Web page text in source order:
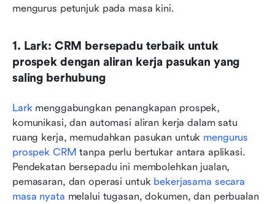
mengurus petunjuk pada masa kini.
1. Lark: CRM bersepadu terbaik untuk
prospek dengan aliran kerja pasukan yang
saling berhubung
Lark menggabungkan penangkapan prospek,
komunikasi, dan automasi aliran kerja dalam satu
ruang kerja, memudahkan pasukan untuk mengurus
prospek CRM tanpa perlu bertukar antara aplikasi.
Pendekatan bersepadu ini membolehkan jualan,
pemasaran, dan operasi untuk bekerjasama secara
masa nyata melalui tugasan, dokumen, dan perbualan